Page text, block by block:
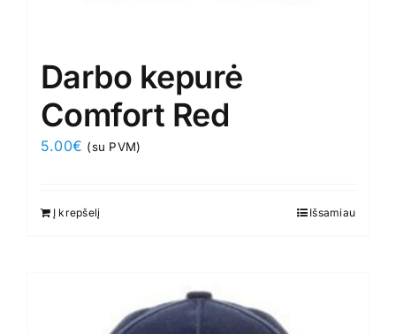
Darbo kepurė
Comfort Red
5.00€ (su PVM)
Į krepšelį Išsamiau